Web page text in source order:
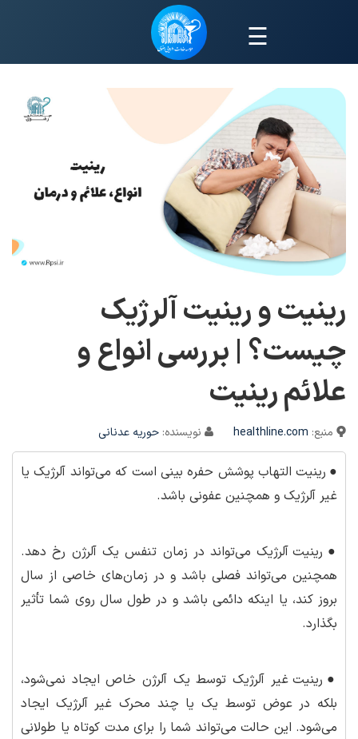
☰
رینیت و رینیت آلرژیک
چیست؟ | بررسی انواع و
علائم رینیت
منبع: healthline.com نویسنده: حوریه عدنانی
● رینیت التهاب پوشش حفره بینی است که می‌تواند آلرژیک یا
غیر آلرژیک و همچنین عفونی باشد.
● رینیت آلرژیک می‌تواند در زمان تنفس یک آلرژن رخ دهد.
همچنین می‌تواند فصلی باشد و در زمان‌های خاصی از سال
بروز کند، یا اینکه دائمی باشد و در طول سال روی شما تأثیر
بگذارد.
● رینیت غیر آلرژیک توسط یک آلرژن خاص ایجاد نمی‌شود،
بلکه در عوض توسط یک یا چند محرک غیر آلرژیک ایجاد
می‌شود. این حالت می‌تواند شما را برای مدت کوتاه یا طولانی